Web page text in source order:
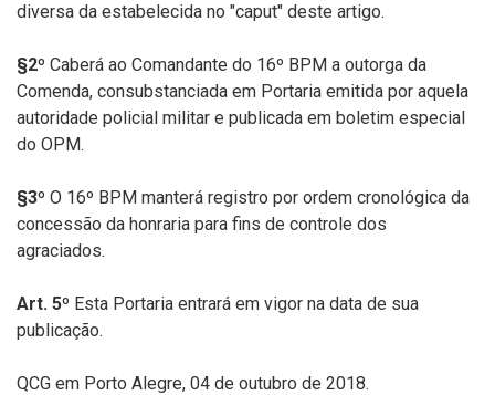
diversa da estabelecida no "caput" deste artigo.
§2º Caberá ao Comandante do 16º BPM a outorga da
Comenda, consubstanciada em Portaria emitida por aquela
autoridade policial militar e publicada em boletim especial
do OPM.
§3º O 16º BPM manterá registro por ordem cronológica da
concessão da honraria para fins de controle dos
agraciados.
Art. 5º Esta Portaria entrará em vigor na data de sua
publicação.
QCG em Porto Alegre, 04 de outubro de 2018.